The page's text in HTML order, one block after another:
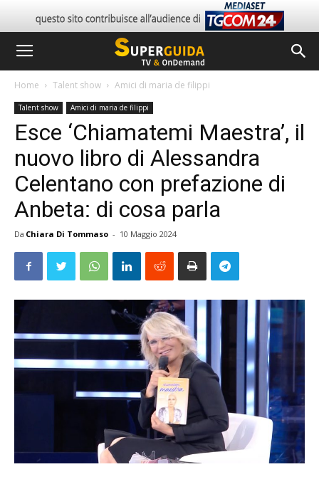
Home Talent show Amici di maria de filippi
Talent show Amici di maria de filippi
Esce ‘Chiamatemi Maestra’, il
nuovo libro di Alessandra
Celentano con prefazione di
Anbeta: di cosa parla
Da Chiara Di Tommaso - 10 Maggio 2024